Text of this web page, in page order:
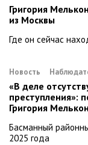
Григория
из Москвы
Где он сейчас
Новость
«В деле
преступления»:
Григория
Басманный
2025 года